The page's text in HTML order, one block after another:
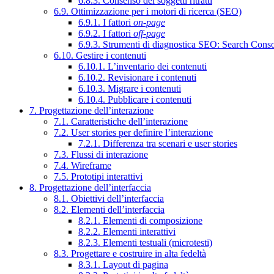
6.9. Ottimizzazione per i motori di ricerca (SEO)
6.9.1. I fattori on-page
6.9.2. I fattori off-page
6.9.3. Strumenti di diagnostica SEO: Search
6.10. Gestire i contenuti
6.10.1. L’inventario dei contenuti
6.10.2. Revisionare i contenuti
6.10.3. Migrare i contenuti
6.10.4. Pubblicare i contenuti
7. Progettazione dell’interazione
7.1. Caratteristiche dell’interazione
7.2. User stories per definire l’interazione
7.2.1. Differenza tra scenari e user stories
7.3. Flussi di interazione
7.4. Wireframe
7.5. Prototipi interattivi
8. Progettazione dell’interfaccia
8.1. Obiettivi dell’interfaccia
8.2. Elementi dell’interfaccia
8.2.1. Elementi di composizione
8.2.2. Elementi interattivi
8.2.3. Elementi testuali (microtesti)
8.3. Progettare e costruire in alta fedeltà
8.3.1. Layout di pagina